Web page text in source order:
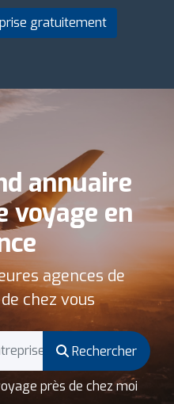
gratuitement
annuaire
voyage en
agences de
chez vous
Rechercher
près de chez moi